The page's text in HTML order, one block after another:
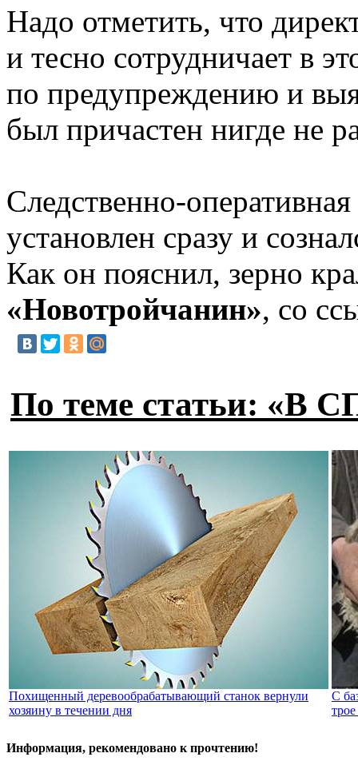
Надо отметить, что
и тесно сотрудничает в
по предупреждению и
был причастен нигде не
Следственно-
установлен сразу и
Как он пояснил, зерно
«Новотройчанин», со
По теме статьи: «В
Похищенный деревообрабатывающий станок вернули
хозяину в течении дня
С
Информация, рекомендовано к прочтению!